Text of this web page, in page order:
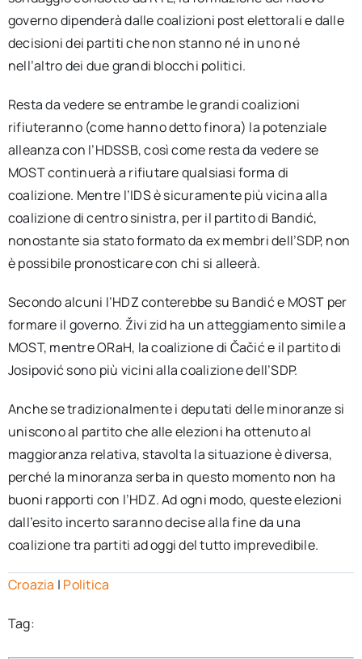
governo dipenderà dalle coalizioni post elettorali e dalle
decisioni dei partiti che non stanno né in uno né
nell’altro dei due grandi blocchi politici.
Resta da vedere se entrambe le grandi coalizioni
rifiuteranno (come hanno detto finora) la potenziale
alleanza con l’HDSSB, così come resta da vedere se
MOST continuerà a rifiutare qualsiasi forma di
coalizione. Mentre l’IDS è sicuramente più vicina alla
coalizione di centro sinistra, per il partito di Bandić,
nonostante sia stato formato da ex membri dell’SDP, non
è possibile pronosticare con chi si alleerà.
Secondo alcuni l’HDZ conterebbe su Bandić e MOST per
formare il governo. Živi zid ha un atteggiamento simile a
MOST, mentre ORaH, la coalizione di Čačić e il partito di
Josipović sono più vicini alla coalizione dell’SDP.
Anche se tradizionalmente i deputati delle minoranze si
uniscono al partito che alle elezioni ha ottenuto al
maggioranza relativa, stavolta la situazione è diversa,
perché la minoranza serba in questo momento non ha
buoni rapporti con l’HDZ. Ad ogni modo, queste elezioni
dall’esito incerto saranno decise alla fine da una
coalizione tra partiti ad oggi del tutto imprevedibile.
Croazia | Politica
Tag: